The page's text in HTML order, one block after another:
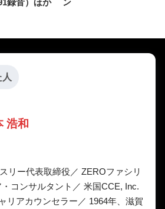
浩和
リー代表取締役／ ZEROファシリ
コンサルタント／ 米国CCE, Inc.
リアカウンセラー／ 1964年、滋賀